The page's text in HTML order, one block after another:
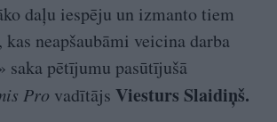
daļu iespēju un izmanto tiem
kas neapšaubāmi veicina darba
pētījumu pasūtījušā
Pro vadītājs Viesturs Slaidiņš.